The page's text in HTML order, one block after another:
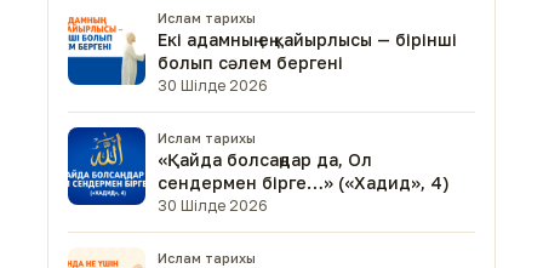
Ислам тарихы
Екі адамның ең қайырлысы — бірінші
болып сәлем бергені
30 Шілде 2026
Ислам тарихы
«Қайда болсаңдар да, Ол
сендермен бірге…» («Хадид», 4)
30 Шілде 2026
Ислам тарихы